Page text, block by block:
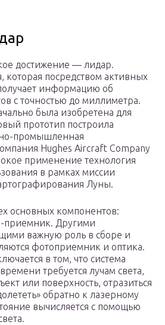
достижение — лидар.
которая посредством активных
информацию об
с точностью до миллиметра.
была изобретена для
прототип построила
промышленная
Hughes Aircraft Company
применение технология
в рамках миссии
Луны.
основных компонентов:
приемник. Другими
важную роль в сборе и
фотоприемник и оптика.
в том, что система
требуется лучам света,
или поверхность, отразиться
обратно к лазерному
вычисляется с помощью